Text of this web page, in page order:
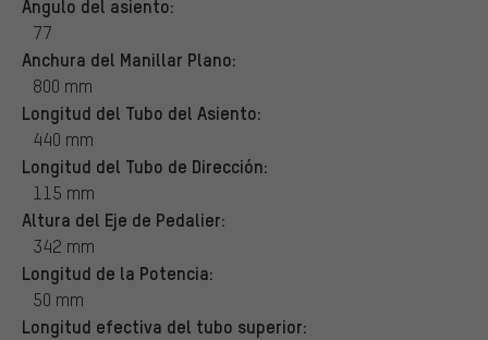
Ángulo del asiento:
77
Anchura del Manillar Plano:
800 mm
Longitud del Tubo del Asiento:
440 mm
Longitud del Tubo de Dirección:
115 mm
Altura del Eje de Pedalier:
342 mm
Longitud de la Potencia:
50 mm
Longitud efectiva del tubo superior: